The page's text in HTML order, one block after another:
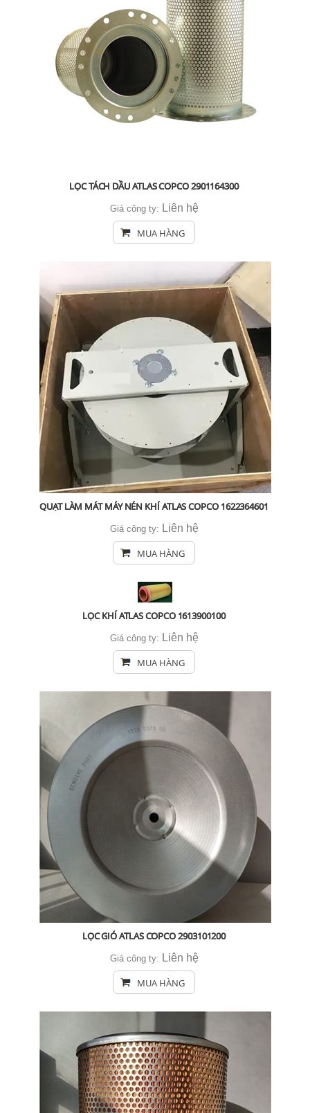
LỌC TÁCH DẦU ATLAS COPCO 2901164300
Giá công ty: Liên hệ
MUA HÀNG
QUẠT LÀM MÁT MÁY NÉN KHÍ ATLAS COPCO 1622364601
Giá công ty: Liên hệ
MUA HÀNG
LỌC KHÍ ATLAS COPCO 1613900100
Giá công ty: Liên hệ
MUA HÀNG
LỌC GIÓ ATLAS COPCO ​​​​​​​2903101200
Giá công ty: Liên hệ
MUA HÀNG